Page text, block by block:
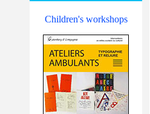
Children's workshops